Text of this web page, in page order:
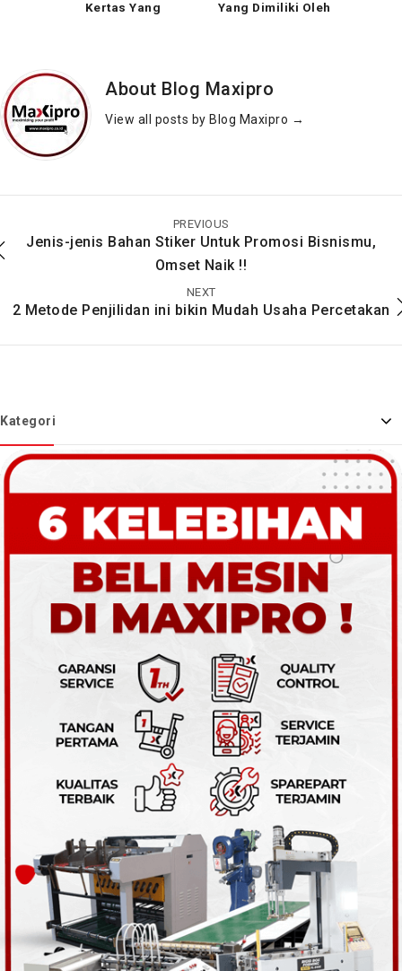
Kertas Yang
Yang Dimiliki Oleh
Perbedaan Serta
Dimilikinya
About Blog Maxipro
View all posts by Blog Maxipro →
PREVIOUS
Jenis-jenis Bahan Stiker Untuk Promosi Bisnismu,
Omset Naik !!
NEXT
2 Metode Penjilidan ini bikin Mudah Usaha Percetakan
Kategori